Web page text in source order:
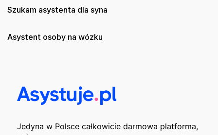
Szukam asystenta dla syna
Asystent osoby na wózku
Jedyna w Polsce całkowicie darmowa platforma,